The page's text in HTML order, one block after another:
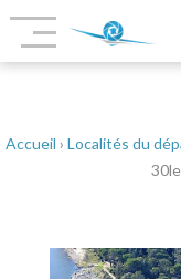
Accueil › Localités du